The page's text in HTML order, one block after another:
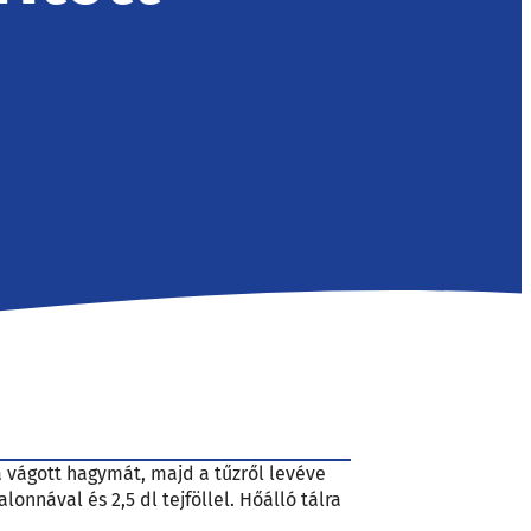
vágott hagymát, majd a tűzről levéve
és 2,5 dl tejföllel. Hőálló tálra